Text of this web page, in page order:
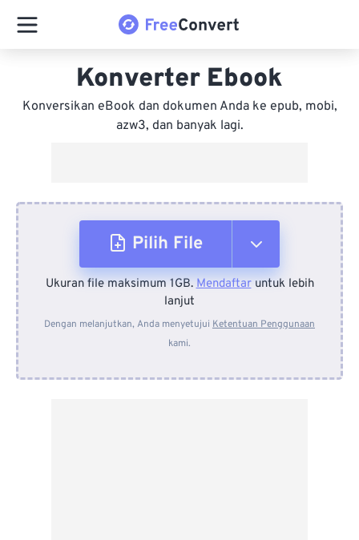
Konverter Ebook
Konversikan eBook dan dokumen Anda ke epub, mobi,
azw3, dan banyak lagi.
Pilih File
Dari Perangkat
Dari Dropbox
Ukuran file maksimum 1GB.Mendaftaruntuk lebih
lanjut
Dengan melanjutkan, Anda menyetujui Ketentuan Penggunaan
kami.